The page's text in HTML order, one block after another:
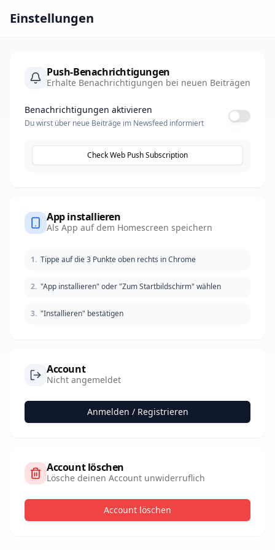
Einstellungen
Push-Benachrichtigungen
Erhalte Benachrichtigungen bei neuen Beiträgen
Benachrichtigungen aktivieren
Du wirst über neue Beiträge im Newsfeed informiert
Check Web Push Subscription
App installieren
Als App auf dem Homescreen speichern
1. Tippe auf die 3 Punkte oben rechts in Chrome
2. "App installieren" oder "Zum Startbildschirm" wählen
3. "Installieren" bestätigen
Account
Nicht angemeldet
Anmelden / Registrieren
Account löschen
Lösche deinen Account unwiderruflich
Account löschen